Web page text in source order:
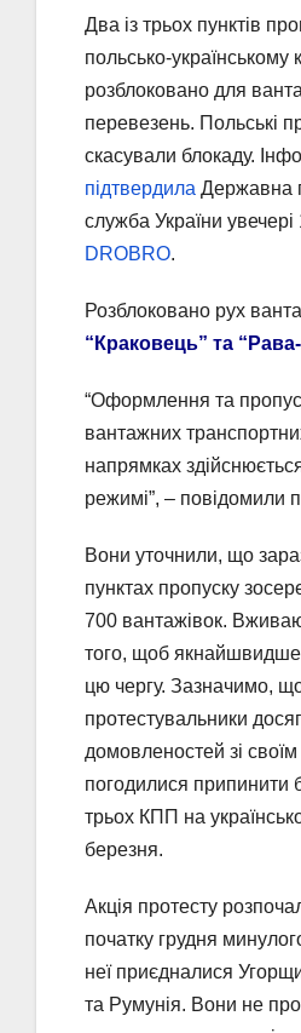
Два із трьох пунктів
польсько-українському
розблоковано для
перевезень. Польські
скасували блокаду.
підтвердила Державна
служба України
DROBRO.
Розблоковано рух
“Краковець” та
“Оформлення та
вантажних
напрямках
режимі”, – повідомили
Вони уточнили, що
пунктах пропуску
700 вантажівок.
того, щоб
цю чергу. Зазначимо,
протестувальники
домовленостей зі
погодилися припинити
трьох КПП на
березня.
Акція протесту
початку грудня
неї приєдналися
та Румунія. Вони не